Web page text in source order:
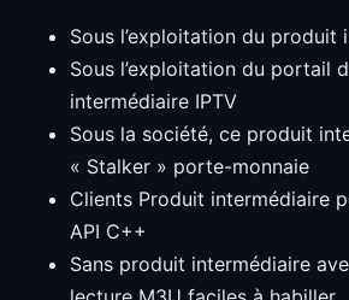
Sous l’exploitation du produit
Sous l’exploitation du portail
intermédiaire IPTV
Sous la société, ce produit
« Stalker » porte-monnaie
Clients Produit intermédiaire
API C++
Sans produit intermédiaire